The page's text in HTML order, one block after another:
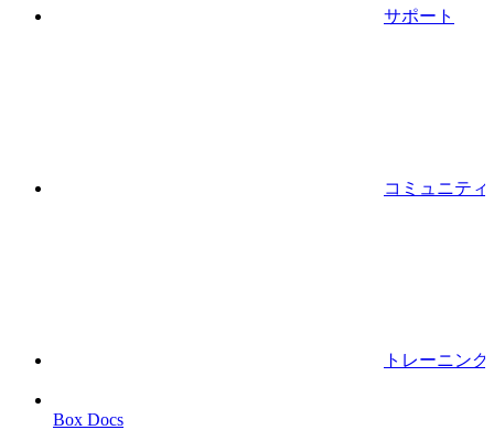
サポート
コミュニティ
トレーニング
Box Docs